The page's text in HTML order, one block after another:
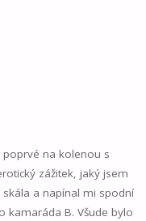
na kolenou s
zážitek, jaký jsem
a napínal mi spodní
kamaráda B. Všude bylo